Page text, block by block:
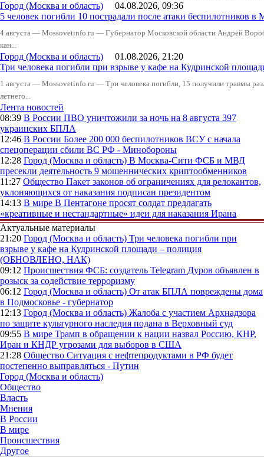
Город (Москва и область) 04.08.2026, 09:36
5 человек погибли 10 пострадали после атаки беспилотников в
4 августа — Mossovetinfo.ru — Губернатор Московской области Андрей
кан...
Город (Москва и область) 01.08.2026, 21:20
Три человека погибли при взрыве у кафе на Кудринской
1 августа — Mossovetinfo.ru — Три человека погибли, 15 получили травмы
летнего...
Лента новостей
08:39 В России ПВО уничтожили за ночь на 8 августа 397
украинских БПЛА
12:46 В России Более 200 000 беспилотников ВСУ с начала
спецоперации сбили ВС РФ - Минобороны
12:28 Город (Москва и область) В Москва-Сити ФСБ и МВД
пресекли деятельность 9 мошеннических криптообменников
11:27 Общество Пакет законов об ограничениях для релокантов,
уклоняющихся от наказания подписан президентом
14:13 В мире В Пентагоне просят солдат предлагать
«креативные и нестандартные» идеи для наказания Ирана
Актуальные материалы
21:20 Город (Москва и область) Три человека погибли при
взрыве у кафе на Кудринской площади – полиция
(ОБНОВЛЕНО, НАК)
09:12 Происшествия ФСБ: создатель Telegram Дуров объявлен в
розыск за содействие терроризму
06:12 Город (Москва и область) От атак БПЛА повреждены дома
в Подмосковье - губернатор
12:13 Город (Москва и область) Жалоба с участием Архнадзора
по защите культурного наследия подана в Верховный суд
09:55 В мире Трамп в обращении к нации назвал Россию, КНР,
Иран и КНДР угрозами для выборов в США
21:28 Общество Ситуация с нефтепродуктами в РФ будет
постепенно выправляться - Путин
Город (Москва и область)
Общество
Власть
Мнения
В России
В мире
Происшествия
Другое